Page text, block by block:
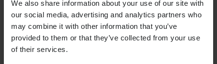
We also share information about your use of our site with
our social media, advertising and analytics partners who
may combine it with other information that you’ve
provided to them or that they’ve collected from your use
of their services.
€ 22,99
Oorspronkelijk: € 35,99
Kettinggeleider Rtech Aluminium Versterkt Zwart